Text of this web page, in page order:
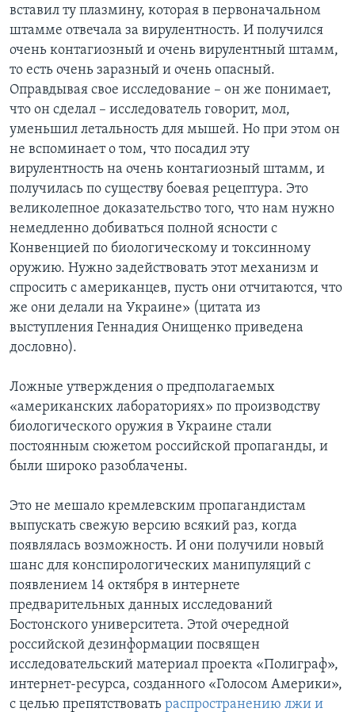
вставил ту плазмину, которая в первоначальном
штамме отвечала за вирулентность. И получился
очень контагиозный и очень вирулентный штамм,
то есть очень заразный и очень опасный.
Оправдывая свое исследование – он же понимает,
что он сделал – исследователь говорит, мол,
уменьшил летальность для мышей. Но при этом он
не вспоминает о том, что посадил эту
вирулентность на очень контагиозный штамм, и
получилась по существу боевая рецептура. Это
великолепное доказательство того, что нам нужно
немедленно добиваться полной ясности с
Конвенцией по биологическому и токсинному
оружию. Нужно задействовать этот механизм и
спросить с американцев, пусть они отчитаются, что
же они делали на Украине» (цитата из
выступления Геннадия Онищенко приведена
дословно).
Ложные утверждения о предполагаемых
«американских лабораториях» по производству
биологического оружия в Украине стали
постоянным сюжетом российской пропаганды, и
были широко разоблачены.
Это не мешало кремлевским пропагандистам
выпускать свежую версию всякий раз, когда
появлялась возможность. И они получили новый
шанс для конспирологических манипуляций с
появлением 14 октября в интернете
предварительных данных исследований
Бостонского университета. Этой очередной
российской дезинформации посвящен
исследовательский материал проекта «Полиграф»,
интернет-ресурса, созданного «Голосом Америки»,
с целью препятствовать распространению лжи и